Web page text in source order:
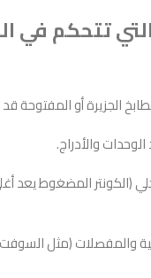
تتحكم في
الجزيرة أو المفتوحة قد
والأدراج.
(الكونتر المضغوط يعد
والمفصلات (مثل